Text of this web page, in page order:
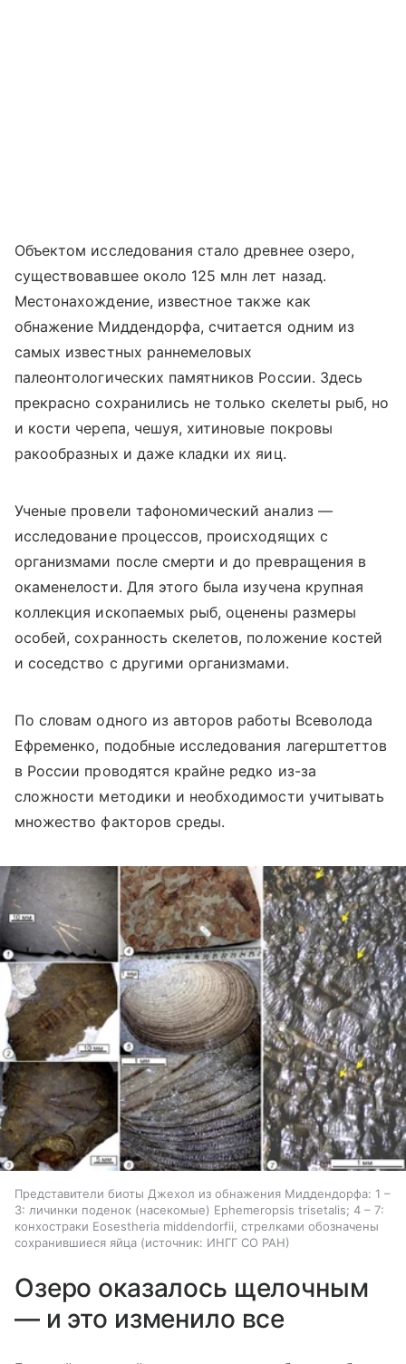
Объектом исследования стало древнее озеро,
существовавшее около 125 млн лет назад.
Местонахождение, известное также как
обнажение Миддендорфа, считается одним из
самых известных раннемеловых
палеонтологических памятников России. Здесь
прекрасно сохранились не только скелеты рыб, но
и кости черепа, чешуя, хитиновые покровы
ракообразных и даже кладки их яиц.
Ученые провели тафономический анализ —
исследование процессов, происходящих с
организмами после смерти и до превращения в
окаменелости. Для этого была изучена крупная
коллекция ископаемых рыб, оценены размеры
особей, сохранность скелетов, положение костей
и соседство с другими организмами.
По словам одного из авторов работы Всеволода
Ефременко, подобные исследования лагерштеттов
в России проводятся крайне редко из-за
сложности методики и необходимости учитывать
множество факторов среды.
Представители биоты Джехол из обнажения Миддендорфа: 1 –
3: личинки поденок (насекомые) Ephemeropsis trisetalis; 4 – 7:
конхостраки Eosestheria middendorfii, стрелками обозначены
сохранившиеся яйца
источник: ИНГГ СО РАН
Озеро оказалось щелочным
— и это изменило все